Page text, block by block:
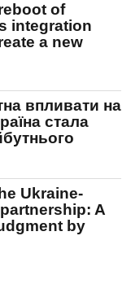
of
integration
a new
впливати на
стала
Ukraine-
A
by